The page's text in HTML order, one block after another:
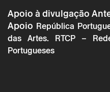
Apoio à divulgação
Apoio República
das Artes. RTCP –
Portugueses
* campos de preenchimento
A reserva só é válida após
* campos de preenchimento